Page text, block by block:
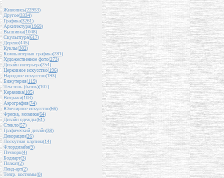
Живопись(22953)
Другое(3334)
Графика(3261)
Архитектура(1969)
Вышивка(1048)
Скульптура(617)
Дерево(445)
Куклы(302)
Компьютерная графика(281)
Художественное фото(273)
Дизайн интерьера(254)
Церковное искусство(196)
Народное искусство(193)
Бижутерия(119)
Текстиль (батик)(107)
Керамика(105)
Витражи(103)
Аэрография(74)
Ювелирное искусство(66)
Фреска, мозаика(64)
Дизайн одежды(61)
Стекло(57)
Графический дизайн(38)
Декорации(26)
Лоскутная картина(14)
Флордизайн(9)
Пэчворк(4)
Бодиарт(3)
Плакат(2)
Ленд-арт(2)
Театр. костюмы(0)